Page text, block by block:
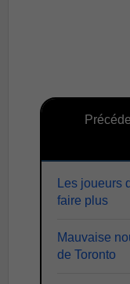
Les joueurs
faire plus
Mauvaise
de Toronto